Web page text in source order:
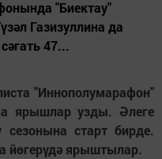
"Биектау"
Газизуллина да
47...
"Иннополумарафон"
ярышлар узды. Әлеге
сезонына старт бирде.
йөгерүдә ярыштылар.